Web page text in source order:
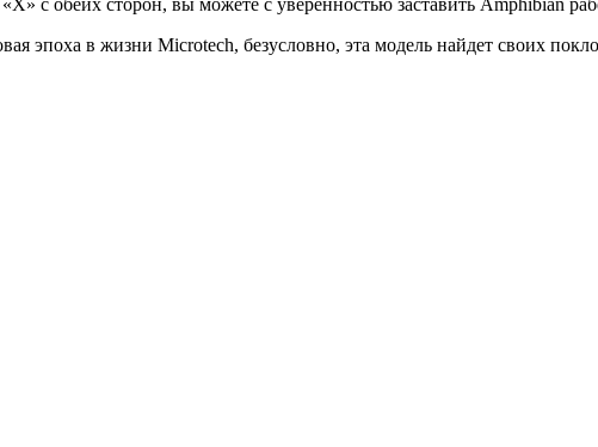
эпоха в жизни Microtech, безусловно, эта модель найдет своих